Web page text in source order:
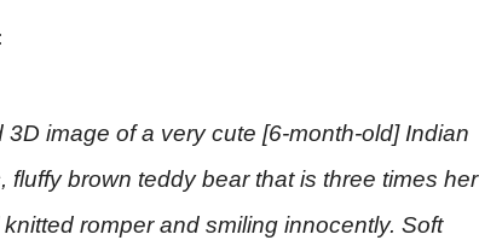
image of a very cute [6-month-old] Indian
brown teddy bear that is three times her
romper and smiling innocently. Soft